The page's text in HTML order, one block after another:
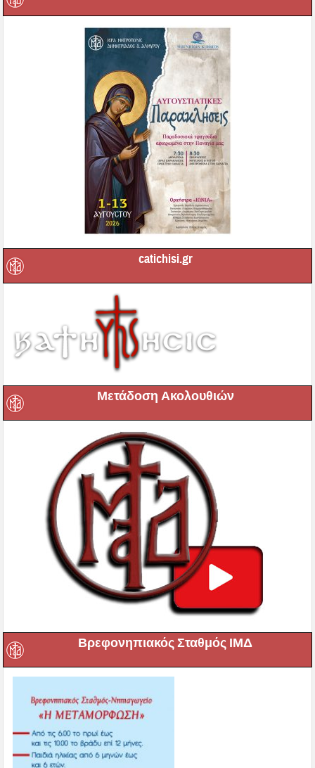
catichisi.gr
Μετάδοση Ακολουθιών
Βρεφονηπιακός Σταθμός ΙΜΔ